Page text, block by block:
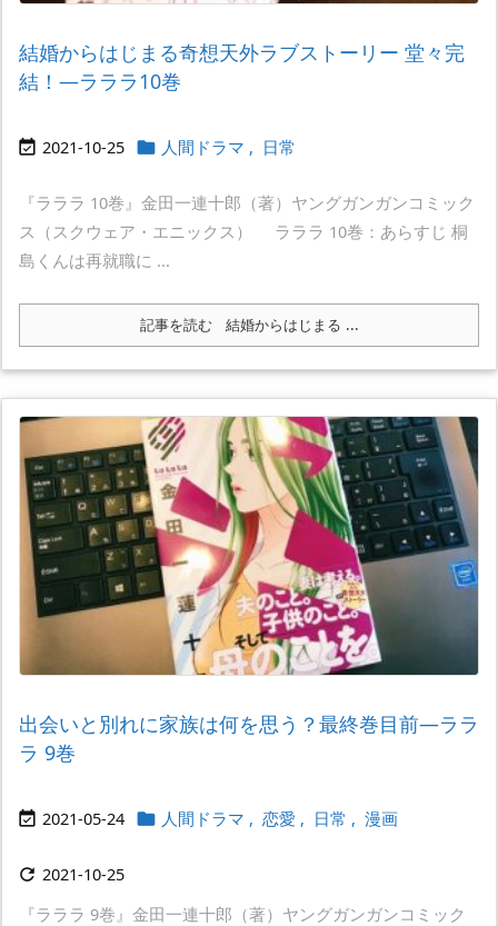
結婚からはじまる奇想天外ラブストーリー 堂々完
結！―ラララ10巻
 2021-10-25  人間ドラマ , 日常
『ラララ 10巻』金田一連十郎（著）ヤングガンガンコミック
ス（スクウェア・エニックス） ラララ 10巻：あらすじ 桐
島くんは再就職に ...
記事を読む 結婚からはじまる ...
出会いと別れに家族は何を思う？最終巻目前―ララ
ラ 9巻
 2021-05-24  人間ドラマ , 恋愛 , 日常 , 漫画
 2021-10-25
『ラララ 9巻』金田一連十郎（著）ヤングガンガンコミック